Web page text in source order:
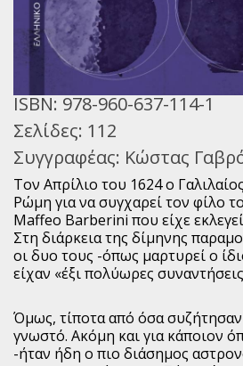
Εκπαίδευση
Λεξικά
ISBN:978-960-637-114-1
Σελίδες: 112
Συγγραφέας: Κώστας
Τον Απρίλιο του 1624 ο
Ρώμη για να συγχαρεί τον φίλο
Maffeo Barberini που είχε
Στη διάρκεια της δίμηνης
οι δυο τους -όπως μαρτυρεί ο
είχαν «έξι πολύωρες
Όμως, τίποτα από όσα συζήτησαν
γνωστό. Ακόμη και για κάποιον
-ήταν ήδη ο πιο διάσημος